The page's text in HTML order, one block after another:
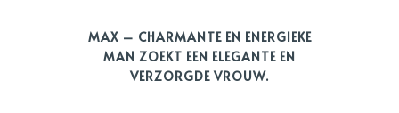
MAX – CHARMANTE EN ENERGIEKE
MAN ZOEKT EEN ELEGANTE EN
VERZORGDE VROUW.